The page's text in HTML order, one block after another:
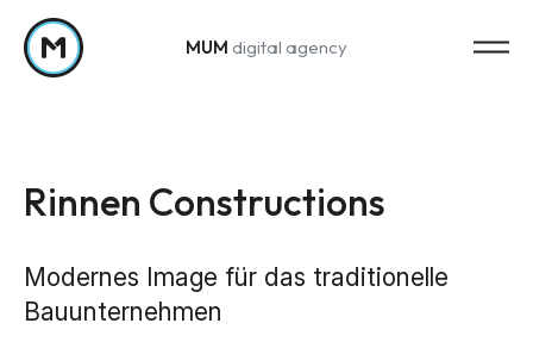
Zum Inhalt springen
MUM digital agency
Rinnen Constructions
Modernes Image für das traditionelle
Bauunternehmen